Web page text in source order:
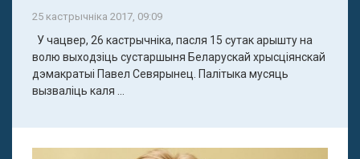
25 кастрычніка 2017, 09:09
У чацвер, 26 кастрычніка, пасля 15 сутак арышту на
волю выходзіць сустаршыня Беларускай хрысціянскай
дэмакратыі Павел Севярынец. Палітыка мусяць
вызваліць каля ...